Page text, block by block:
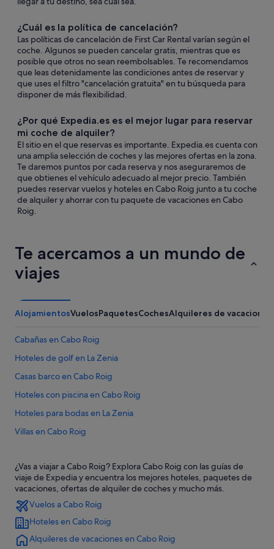
¿Cuál es la política de cancelación?
Las políticas de cancelación de First Car Rental varían según el
coche. Algunos se pueden cancelar gratis, mientras que es
posible que otros no sean reembolsables. Te recomendamos
que leas detenidamente las condiciones antes de reservar y
que uses el filtro "cancelación gratuita" en tu búsqueda para
disponer de más flexibilidad.
¿Por qué Expedia.es es el mejor lugar para reservar
mi coche de alquiler?
El sitio en el que reservas es importante. Expedia.es cuenta con
una amplia selección de coches y las mejores ofertas en la zona.
Te daremos puntos por cada reserva y nos aseguraremos de
que obtienes el vehículo adecuado al mejor precio. También
puedes reservar vuelos y hoteles en Cabo Roig junto a tu coche
de alquiler y ahorrar con tu paquete de vacaciones en Cabo
Roig.
Te acercamos a un mundo de
viajes
AlojamientosVuelosPaquetesCochesAlquileres de vacaciones
Cabañas en Cabo Roig
Hoteles de golf en La Zenia
Casas barco en Cabo Roig
Hoteles con piscina en Cabo Roig
Hoteles para bodas en La Zenia
Villas en Cabo Roig
Campings de caravanas en Cabo Roig
Hoteles en la playa en La Zenia
Chalets en La Zenia
Apartamentos en Cabo Roig
Santos hoteles en Orihuela Costa
¿Vas a viajar a Cabo Roig? Explora Cabo Roig con las guías de
viaje de Expedia y encuentra los mejores hoteles, paquetes de
vacaciones, ofertas de alquiler de coches y mucho más.
Vuelos a Cabo Roig
Hoteles en Cabo Roig
Alquileres de vacaciones en Cabo Roig